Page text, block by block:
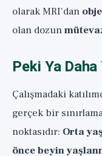
olarak MRI'dan
olan dozun
Peki Ya
Çalışmadaki
gerçek bir
noktasıdır: Orta
önce beyin